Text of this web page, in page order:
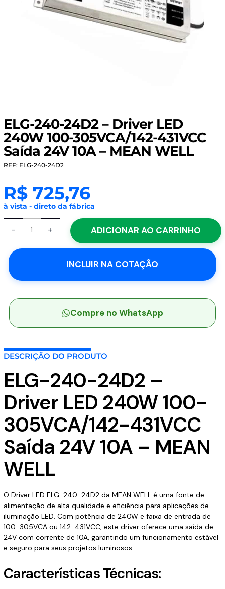
ELG-240-24D2 – Driver LED
240W 100-305VCA/142-431VCC
Saída 24V 10A – MEAN WELL
REF: ELG-240-24D2
R$725,76
à vista - direto da fábrica
-
Driver
LED
100-
431VCC
10A
MEAN
WELL
quantidade
+ ADICIONAR AO CARRINHO
INCLUIR NA COTAÇÃO
Compre no WhatsApp
DESCRIÇÃO DO PRODUTO
ELG-240-24D2 –
Driver LED 240W 100-
305VCA/142-431VCC
Saída 24V 10A – MEAN
WELL
O Driver LED ELG-240-24D2 da MEAN WELL é uma fonte de
alimentação de alta qualidade e eficiência para aplicações de
iluminação LED. Com potência de 240W e faixa de entrada de
100-305VCA ou 142-431VCC, este driver oferece uma saída de
24V com corrente de 10A, garantindo um funcionamento estável
e seguro para seus projetos luminosos.
Características Técnicas: